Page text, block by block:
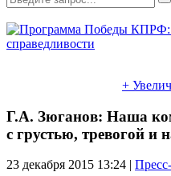
+
Г.А. Зюганов: Наша
с грустью, тревогой и
23 декабря 2015 13:24 |